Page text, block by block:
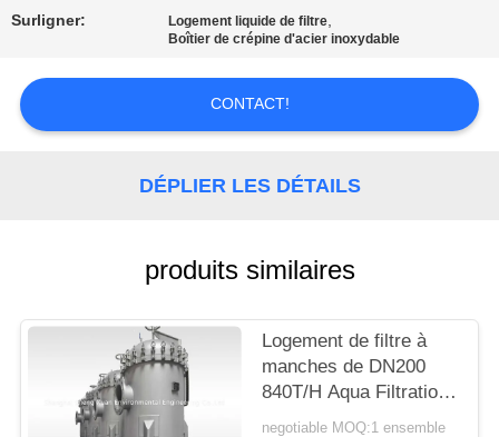
UNE
CITATION
PRIVACY
POLICY
Surligner: Logement liquide de filtre,
Boîtier de crépine d'acier inoxydable
CONTACT!
DÉPLIER LES DÉTAILS
produits similaires
Logement de filtre à
manches de DN200
840T/H Aqua Filtration
SS316
negotiable MOQ:1 ensemble